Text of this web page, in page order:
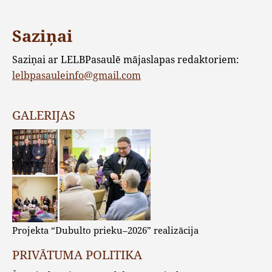
Saziņai
Saziņai ar LELBPasaulē mājaslapas redaktoriem:
lelbpasauleinfo@gmail.com
GALERIJAS
Projekta “Dubulto prieku–2026” realizācija
PRIVĀTUMA POLITIKA